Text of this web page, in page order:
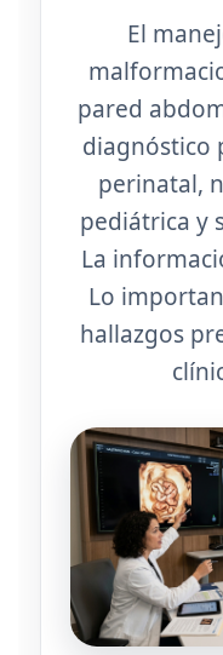
El
pared
diagnóstico
perinatal,
pediátrica y
La
Lo
hallazgos